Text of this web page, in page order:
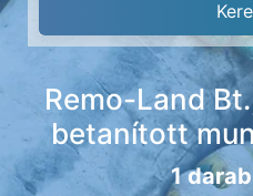
Remo-Land
betanított
1